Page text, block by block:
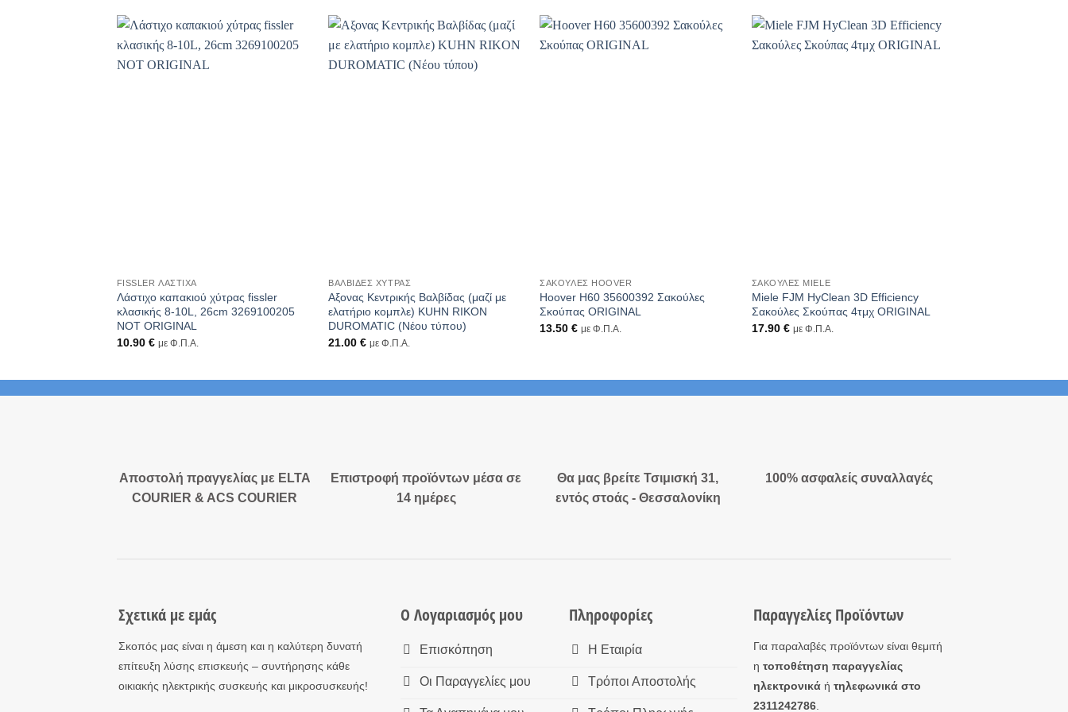
FISSLER ΛΆΣΤΙΧΑ
Λάστιχο καπακιού χύτρας fissler
κλασικής 8-10L, 26cm 3269100205
NOT ORIGINAL
10.90 € με Φ.Π.Α.
ΒΑΛΒΊΔΕΣ ΧΎΤΡΑΣ
Αξονας Κεντρικής Βαλβίδας (μαζί με
ελατήριο κομπλε) KUHN RIKON
DUROMATIC (Νέου τύπου)
21.00€ με Φ.Π.Α.
ΣΑΚΟΎΛΕΣ HOOVER
Hoover H60 35600392 Σακούλες
Σκούπας ORIGINAL
13.50€ με Φ.Π.Α.
ΣΑΚΟΎΛΕΣ MIELE
Miele FJM HyClean 3D Efficiency
Σακούλες Σκούπας 4τμχ ORIGINAL
17.90 € με Φ.Π.Α.
Αποστολή πραγγελίας με ELTA
COURIER & ACS COURIER
Επιστροφή προϊόντων μέσα σε
14 ημέρες
Θα μας βρείτε Τσιμισκή 31,
εντός στοάς - Θεσσαλονίκη
100% ασφαλείς συναλλαγές
Σχετικά με εμάς
Σκοπός μας είναι η άμεση και η καλύτερη δυνατή
επίτευξη λύσης επισκευής – συντήρησης κάθε
οικιακής ηλεκτρικής συσκευής και μικροσυσκευής!
Ο Λογαριασμός μου
Επισκόπηση
Οι Παραγγελίες μου
Πληροφορίες
Η Εταιρία
Τρόποι Αποστολής
Παραγγελίες Προϊόντων
Για παραλαβές προϊόντων είναι θεμιτή
ητοποθέτηση παραγγελίας
ηλεκτρονικά ήτηλεφωνικά στο
2311242786